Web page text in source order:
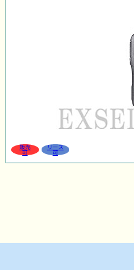
販売
可
リース
可